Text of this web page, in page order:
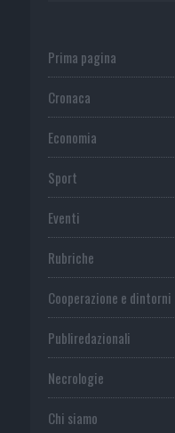
Prima pagina
Cronaca
Economia
Sport
Eventi
Rubriche
Cooperazione e dintorni
Publiredazionali
Necrologie
Chi siamo